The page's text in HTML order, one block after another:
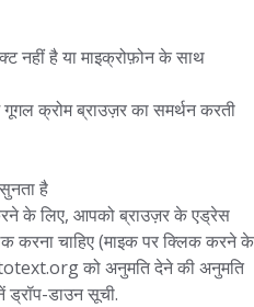
नहीं है या माइक्रोफ़ोन के साथ
क्रोम ब्राउज़र का समर्थन करती
है
के लिए, आपको ब्राउज़र के एड्रेस
करना चाहिए (माइक पर क्लिक करने के
को अनुमति देने की अनुमति
डाउन सूची.